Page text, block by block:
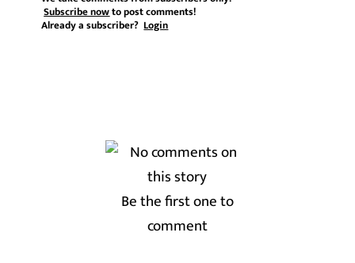
Subscribe nowto post comments!
Already a subscriber?Login
Be the first one to
comment